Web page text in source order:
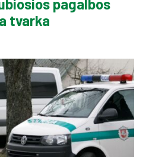
pagalbos
tvarka